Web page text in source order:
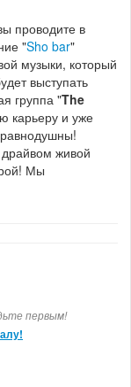
проводите в
"Sho bar"
музыки, который
выступать
группа "The
карьеру и уже
живой
Мы
первым!